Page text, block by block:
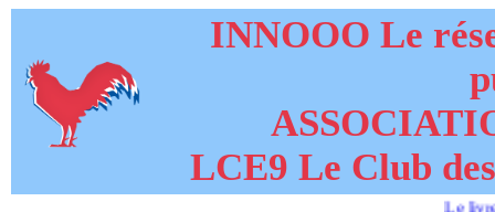
INNOOO Le
LCE9 Le Club
Le livre de LUC